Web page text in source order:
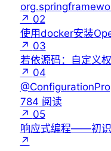
↗ 02
使用docker安装
↗ 03
若依源码：自定义
↗ 04
784 阅读
↗ 05
响应式编程——初
↗